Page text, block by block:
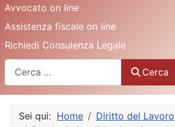
Avvocato on line
Assistenza fiscale on line
Richiedi Consulenza Legale
Cerca
Sei qui: Home
Diritto del Lavoro